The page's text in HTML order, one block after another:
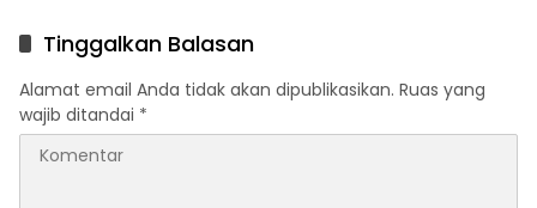
Tinggalkan Balasan
Alamat email Anda tidak akan dipublikasikan. Ruas yang
wajib ditandai *